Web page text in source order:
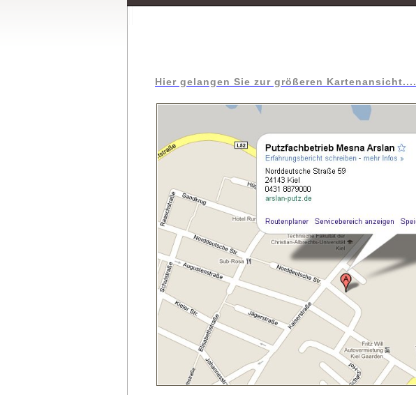
Hier gelangen Sie zur größeren Kartenansicht....